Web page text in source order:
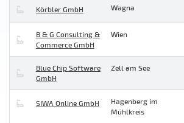
Körbler GmbH Wagna
B & G Consulting &
Commerce GmbH
Wien
Blue Chip Software
GmbH
Zell am See
SIWA Online GmbH
Hagenberg im
Mühlkreis